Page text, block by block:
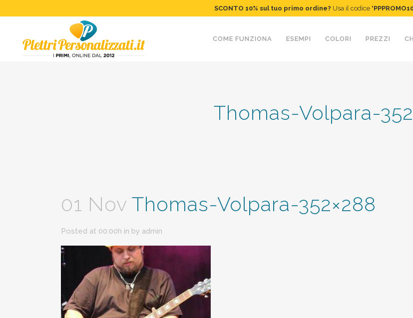
SCONTO 10% sul tuo primo ordine? Usa il codice "
COME FUNZIONA ESEMPI COLORI PREZZI
Thomas-Volpara-
01 Nov Thomas-Volpara-352×288
Posted at 00:00h in by admin